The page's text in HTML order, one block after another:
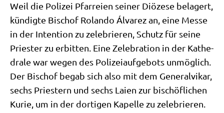
Weil die Poli­zei Pfar­rei­en sei­ner Diö­ze­se bela­gert,
kün­dig­te Bischof Rolan­do Álva­rez an, eine Mes­se
in der Inten­ti­on zu zele­brie­ren, Schutz für sei­ne
Prie­ster zu erbit­ten. Eine Zele­bra­ti­on in der Kathe­
dra­le war wegen des Poli­zei­auf­ge­bots unmög­lich.
Der Bischof begab sich also mit dem Gene­ral­vi­kar,
sechs Prie­stern und sechs Lai­en zur bischöf­li­chen
Kurie, um in der dor­ti­gen Kapel­le zu zelebrieren.